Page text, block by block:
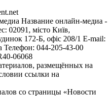
Название онлайн-медиа -
02091, місто Київ,
172-Б, офіс 208/1 E-mail:
Телефон: 044-205-43-00
06068
размещённых на
ссылки на
со страницы «Новости